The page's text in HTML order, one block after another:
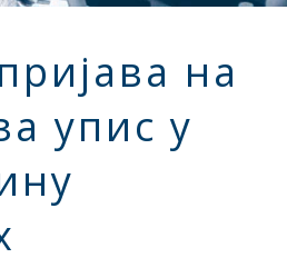
на
упис у